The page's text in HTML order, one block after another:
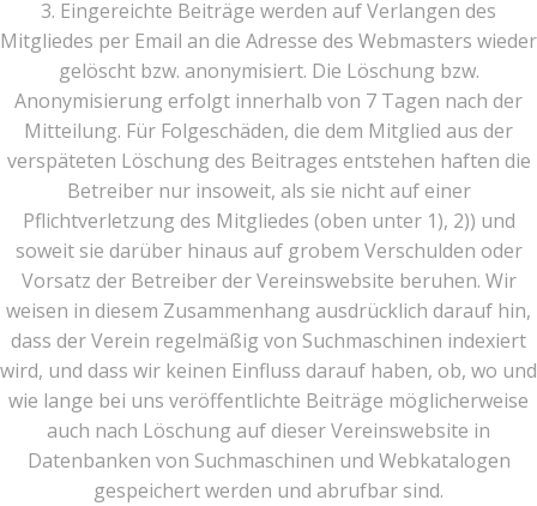
3. Eingereichte Beiträge werden auf Verlangen des
Mitgliedes per Email an die Adresse des Webmasters wieder
gelöscht bzw. anonymisiert. Die Löschung bzw.
Anonymisierung erfolgt innerhalb von 7 Tagen nach der
Mitteilung. Für Folgeschäden, die dem Mitglied aus der
verspäteten Löschung des Beitrages entstehen haften die
Betreiber nur insoweit, als sie nicht auf einer
Pflichtverletzung des Mitgliedes (oben unter 1), 2)) und
soweit sie darüber hinaus auf grobem Verschulden oder
Vorsatz der Betreiber der Vereinswebsite beruhen. Wir
weisen in diesem Zusammenhang ausdrücklich darauf hin,
dass der Verein regelmäßig von Suchmaschinen indexiert
wird, und dass wir keinen Einfluss darauf haben, ob, wo und
wie lange bei uns veröffentlichte Beiträge möglicherweise
auch nach Löschung auf dieser Vereinswebsite in
Datenbanken von Suchmaschinen und Webkatalogen
gespeichert werden und abrufbar sind.